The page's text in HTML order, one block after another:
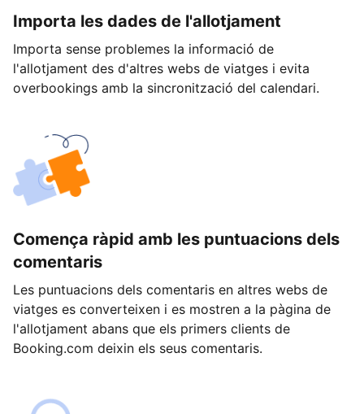
Importa les dades de l'allotjament
Importa sense problemes la informació de
l'allotjament des d'altres webs de viatges i evita
overbookings amb la sincronització del calendari.
Comença ràpid amb les puntuacions dels
comentaris
Les puntuacions dels comentaris en altres webs de
viatges es converteixen i es mostren a la pàgina de
l'allotjament abans que els primers clients de
Booking.com deixin els seus comentaris.